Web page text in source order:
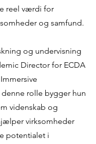
reel værdi for
og samfund.
og undervisning
Director for ECDA
rolle bygger hun
videnskab og
virksomheder
potentialet i